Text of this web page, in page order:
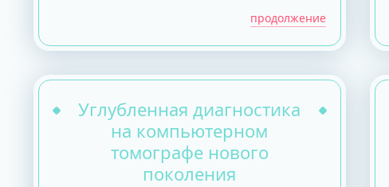
продолжение
Углубленная диагностика
на компьютерном
томографе нового
поколения